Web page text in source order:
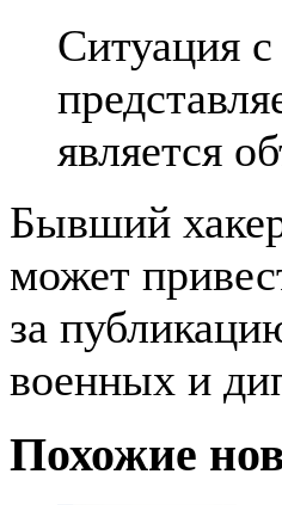
Ситуация
является
Бывший
может
за
военных и
Похожие